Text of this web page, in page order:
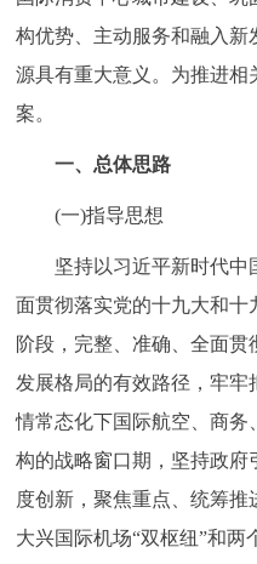
ENGLISH
ITALIANO
构优势、主动服务和融入新
源具有重大意义。为推进
案。
一、总体思路
(一)指导思想
坚持以习近平新时代中
面贯彻落实党的十九大和十
阶段，完整、准确、全面
发展格局的有效路径，牢
情常态化下国际航空、商
构的战略窗口期，坚持政府
度创新，聚焦重点、统筹推
大兴国际机场“双枢纽”和两